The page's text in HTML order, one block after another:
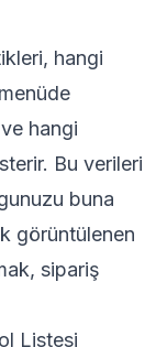
hangi
ve hangi
Bu verileri
buna
görüntülenen
sipariş
Listesi